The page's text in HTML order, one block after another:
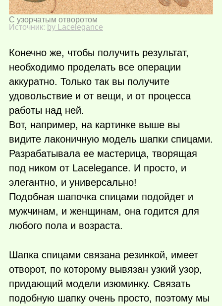
С узорчатым отворотом
Источник: by Lacelegance
Конечно же, чтобы получить результат,
необходимо проделать все операции
аккуратно. Только так вы получите
удовольствие и от вещи, и от процесса
работы над ней.
Вот, например, на картинке выше вы
видите лаконичную модель шапки спицами.
Разрабатывала ее мастерица, творящая
под ником от Lacelegance. И просто, и
элегантно, и универсально!
Подобная шапочка спицами подойдет и
мужчинам, и женщинам, она годится для
любого пола и возраста.
Шапка спицами связана резинкой, имеет
отворот, по которому вывязан узкий узор,
придающий модели изюминку. Связать
подобную шапку очень просто, поэтому мы